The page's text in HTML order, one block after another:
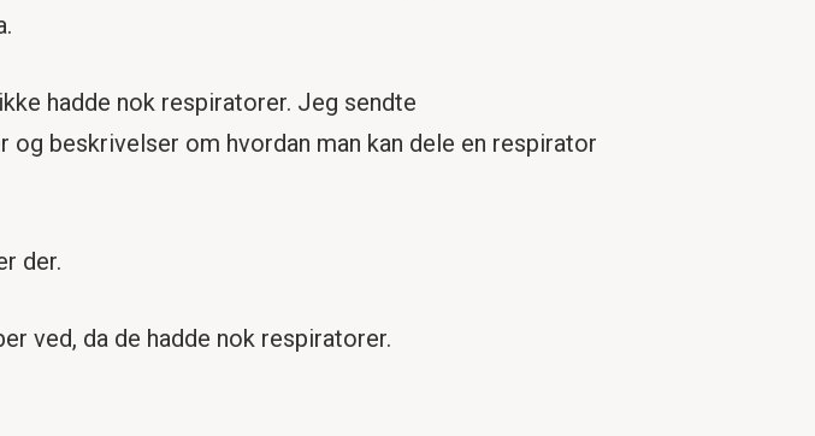
hadde nok respiratorer. Jeg sendte
og beskrivelser om hvordan man kan dele en respirator
der.
ved, da de hadde nok respiratorer.